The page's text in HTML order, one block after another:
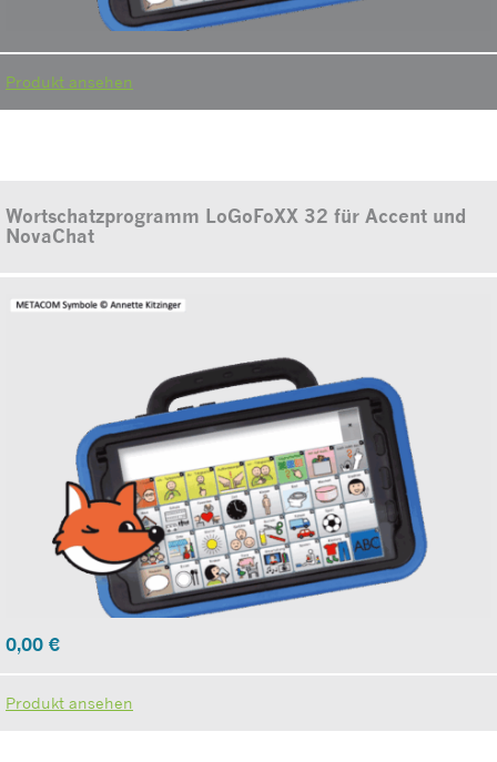
Produkt ansehen
Wortschatzprogramm LoGoFoXX 32 für Accent und
NovaChat
0,00 €
Produkt ansehen